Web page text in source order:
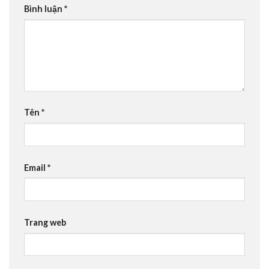
Bình luận *
Tên *
Email *
Trang web